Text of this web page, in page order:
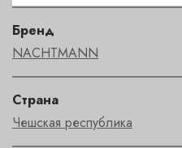
Бренд
NACHTMANN
Страна
Чешская республика